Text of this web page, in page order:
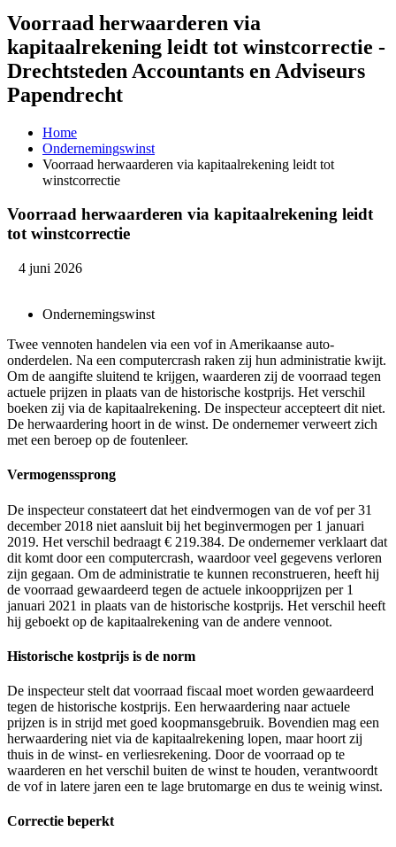
Voorraad herwaarderen via
kapitaalrekening leidt tot winstcorrectie -
Drechtsteden Accountants en Adviseurs
Papendrecht
Home
Ondernemingswinst
Voorraad herwaarderen via kapitaalrekening leidt tot
winstcorrectie
Voorraad herwaarderen via kapitaalrekening leidt
tot winstcorrectie
4 juni 2026
Ondernemingswinst
Twee vennoten handelen via een vof in Amerikaanse auto-
onderdelen. Na een computercrash raken zij hun administratie kwijt.
Om de aangifte sluitend te krijgen, waarderen zij de voorraad tegen
actuele prijzen in plaats van de historische kostprijs. Het verschil
boeken zij via de kapitaalrekening. De inspecteur accepteert dit niet.
De herwaardering hoort in de winst. De ondernemer verweert zich
met een beroep op de foutenleer.
Vermogenssprong
De inspecteur constateert dat het eindvermogen van de vof per 31
december 2018 niet aansluit bij het beginvermogen per 1 januari
2019. Het verschil bedraagt € 219.384. De ondernemer verklaart dat
dit komt door een computercrash, waardoor veel gegevens verloren
zijn gegaan. Om de administratie te kunnen reconstrueren, heeft hij
de voorraad gewaardeerd tegen de actuele inkoopprijzen per 1
januari 2021 in plaats van de historische kostprijs. Het verschil heeft
hij geboekt op de kapitaalrekening van de andere vennoot.
Historische kostprijs is de norm
De inspecteur stelt dat voorraad fiscaal moet worden gewaardeerd
tegen de historische kostprijs. Een herwaardering naar actuele
prijzen is in strijd met goed koopmansgebruik. Bovendien mag een
herwaardering niet via de kapitaalrekening lopen, maar hoort zij
thuis in de winst- en verliesrekening. Door de voorraad op te
waarderen en het verschil buiten de winst te houden, verantwoordt
de vof in latere jaren een te lage brutomarge en dus te weinig winst.
Correctie beperkt